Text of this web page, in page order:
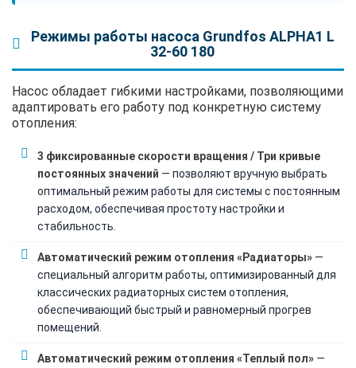
Режимы работы насоса Grundfos ALPHA1 L
32-60 180
Насос обладает гибкими настройками, позволяющими
адаптировать его работу под конкретную систему
отопления:
3 фиксированные скорости вращения / Три кривые
постоянных значений — позволяют вручную выбрать
оптимальный режим работы для системы с постоянным
расходом, обеспечивая простоту настройки и
стабильность.
Автоматический режим отопления «Радиаторы» —
специальный алгоритм работы, оптимизированный для
классических радиаторных систем отопления,
обеспечивающий быстрый и равномерный прогрев
помещений.
Автоматический режим отопления «Теплый пол» —